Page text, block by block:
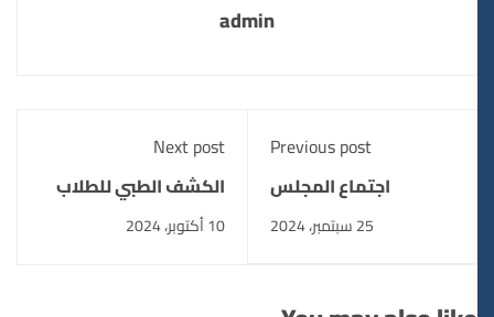
admin
Previous post
اجتماع المجلس
الأكاديمي للمعهد
واتخاذ القرارات الهامة
Next post
الكشف الطبي للطلاب
الجدد بالمعهد10 أكتوبر، 2024